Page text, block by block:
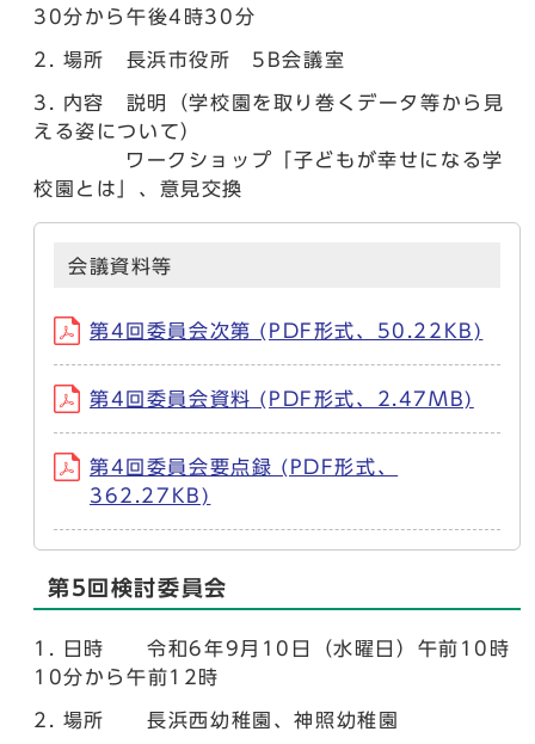
30分から午後4時30分
場所 長浜市役所 5B会議室
内容 説明（学校園を取り巻くデータ等から見
える姿について）
ワークショップ「子どもが幸せになる学
校園とは」、意見交換
会議資料等
第4回委員会次第 (PDF形式、50.22KB)
第4回委員会資料 (PDF形式、2.47MB)
第4回委員会要点録 (PDF形式、
362.27KB)
第5回検討委員会
日時 令和6年9月10日（水曜日）午前10時
10分から午前12時
場所 長浜西幼稚園、神照幼稚園